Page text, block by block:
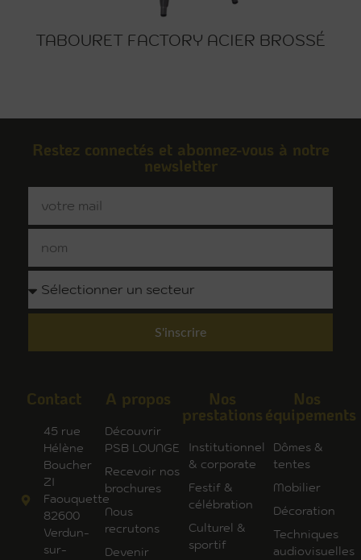
TABOURET FACTORY ACIER BROSSÉ
Restez connectés et abonnez-vous à notre
newsletter
S'inscrire
Contact
45 rue
Hélène
Boucher
ZI
Faouquette
82600
Verdun-
sur-
A propos
Découvrir
PSB LOUNGE
Recevoir nos
brochures
Nous
recrutons
Devenir
Nos
prestations
Institutionnel
& corporate
Festif &
célébration
Culturel &
sportif
Nos
équipements
Dômes &
tentes
Mobilier
Décoration
Techniques
audiovisuelles